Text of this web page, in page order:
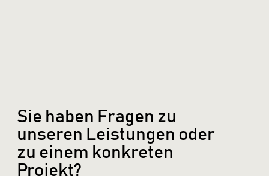
Sie haben Fragen zu
unseren Leistungen oder
zu einem konkreten
Projekt?